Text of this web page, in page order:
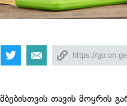
თავის მოყრის